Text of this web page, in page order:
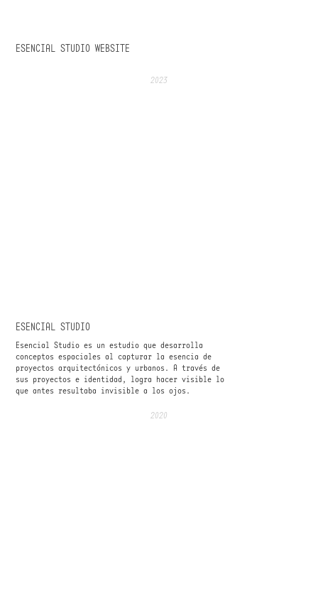
ESENCIAL STUDIO WEBSITE
2023
ESENCIAL STUDIO
Esencial Studio es un estudio que desarrolla
conceptos espaciales al capturar la esencia de
proyectos arquitectónicos y urbanos. A través de
sus proyectos e identidad, logra hacer visible lo
que antes resultaba invisible a los ojos.
2020